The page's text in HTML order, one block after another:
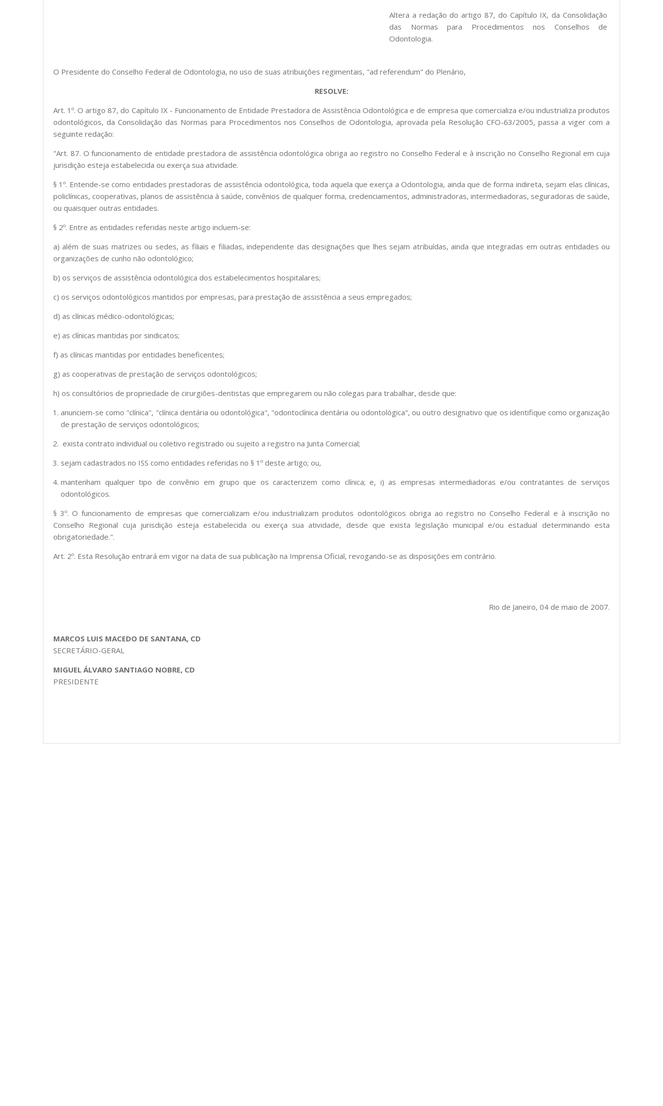
Altera a redação do artigo 87, do Capítulo IX, da Consolidação
das Normas para Procedimentos nos Conselhos de
Odontologia.
O Presidente do Conselho Federal de Odontologia, no uso de suas atribuições regimentais, "ad referendum" do Plenário,
RESOLVE:
Art. 1º. O artigo 87, do Capítulo IX - Funcionamento de Entidade Prestadora de Assistência Odontológica e de empresa que comercializa e/ou industrializa produtos
odontológicos, da Consolidação das Normas para Procedimentos nos Conselhos de Odontologia, aprovada pela Resolução CFO-63/2005, passa a viger com a
seguinte redação:
"Art. 87. O funcionamento de entidade prestadora de assistência odontológica obriga ao registro no Conselho Federal e à inscrição no Conselho Regional em cuja
jurisdição esteja estabelecida ou exerça sua atividade.
§ 1º. Entende-se como entidades prestadoras de assistência odontológica, toda aquela que exerça a Odontologia, ainda que de forma indireta, sejam elas clínicas,
policlínicas, cooperativas, planos de assistência à saúde, convênios de qualquer forma, credenciamentos, administradoras, intermediadoras, seguradoras de saúde,
ou quaisquer outras entidades.
§ 2º. Entre as entidades referidas neste artigo incluem-se:
a) além de suas matrizes ou sedes, as filiais e filiadas, independente das designações que lhes sejam atribuídas, ainda que integradas em outras entidades ou
organizações de cunho não odontológico;
b) os serviços de assistência odontológica dos estabelecimentos hospitalares;
c) os serviços odontológicos mantidos por empresas, para prestação de assistência a seus empregados;
d) as clínicas médico-odontológicas;
e) as clínicas mantidas por sindicatos;
f) as clínicas mantidas por entidades beneficentes;
g) as cooperativas de prestação de serviços odontológicos;
h) os consultórios de propriedade de cirurgiões-dentistas que empregarem ou não colegas para trabalhar, desde que:
anunciem-se como "clínica", "clínica dentária ou odontológica", "odontoclínica dentária ou odontológica", ou outro designativo que os identifique como organização
de prestação de serviços odontológicos;
exista contrato individual ou coletivo registrado ou sujeito a registro na Junta Comercial;
sejam cadastrados no ISS como entidades referidas no § 1º deste artigo; ou,
mantenham qualquer tipo de convênio em grupo que os caracterizem como clínica; e, i) as empresas intermediadoras e/ou contratantes de serviços
odontológicos.
§ 3º. O funcionamento de empresas que comercializam e/ou industrializam produtos odontológicos obriga ao registro no Conselho Federal e à inscrição no
Conselho Regional cuja jurisdição esteja estabelecida ou exerça sua atividade, desde que exista legislação municipal e/ou estadual determinando esta
obrigatoriedade.".
Art. 2º. Esta Resolução entrará em vigor na data de sua publicação na Imprensa Oficial, revogando-se as disposições em contrário.
Rio de Janeiro, 04 de maio de 2007.
MARCOS LUIS MACEDO DE SANTANA, CD
SECRETÁRIO-GERAL
MIGUEL ÁLVARO SANTIAGO NOBRE, CD
PRESIDENTE